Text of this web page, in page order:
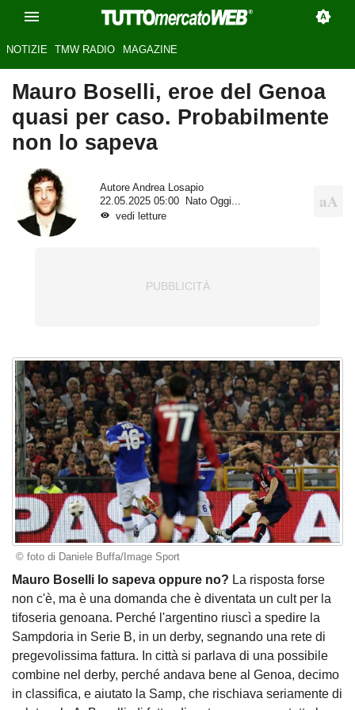
NOTIZIE TMW RADIO MAGAZINE
Mauro Boselli, eroe del Genoa
quasi per caso. Probabilmente
non lo sapeva
Autore Andrea Losapio
22.05.2025 05:00
Nato Oggi...
vedi letture
© foto di Daniele Buffa/Image Sport
Mauro Boselli lo sapeva oppure no? La risposta forse
non c'è, ma è una domanda che è diventata un cult per la
tifoseria genoana. Perché l'argentino riuscì a spedire la
Sampdoria in Serie B, in un derby, segnando una rete di
pregevolissima fattura. In città si parlava di una possibile
combine nel derby, perché andava bene al Genoa, decimo
in classifica, e aiutato la Samp, che rischiava seriamente di